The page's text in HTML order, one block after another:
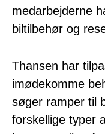
medarbejderne
biltilbehør og
Thansen har
imødekomme
søger ramper til
forskellige typer